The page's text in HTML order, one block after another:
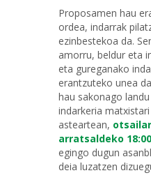
Proposamen hau
ordea, indarrak
ezinbestekoa da.
amorru, beldur eta
eta gureganako
erantzuteko unea
hau sakonago
indarkeria
asteartean,
arratsaldeko
egingo dugun
deia luzatzen